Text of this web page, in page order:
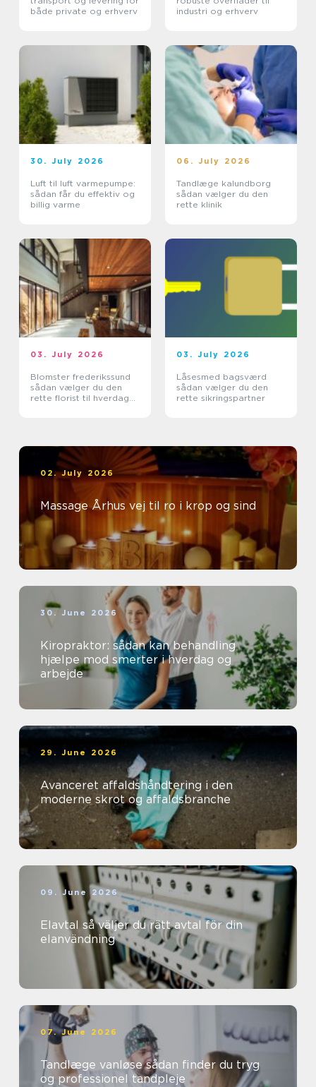
både private og erhverv
industri og erhverv
30. July 2026
Luft til luft varmepumpe:
sådan får du effektiv og
billig varme
06. July 2026
Tandlæge kalundborg
sådan vælger du den
rette klinik
03. July 2026
Blomster frederikssund
sådan vælger du den
rette florist til hverdag
03. July 2026
Låsesmed bagsværd
sådan vælger du den
rette sikringspartner
02. July 2026
Massage Århus vej til ro i krop og sind
30. June 2026
Kiropraktor: sådan kan behandling
hjælpe mod smerter i hverdag og
arbejde
29. June 2026
Avanceret affaldshåndtering i den
moderne skrot og affaldsbranche
09. June 2026
Elavtal så väljer du rätt avtal för din
elanvändning
07. June 2026
Tandlæge vanløse sådan finder du tryg
og professionel tandpleje